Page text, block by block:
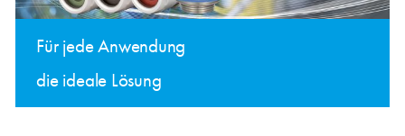
Für jede Anwendung
die ideale Lösung